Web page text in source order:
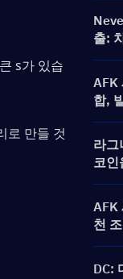
s가 있습
로 만들 것
출:
AFK
합,
라그
코인
AFK
천
DC: